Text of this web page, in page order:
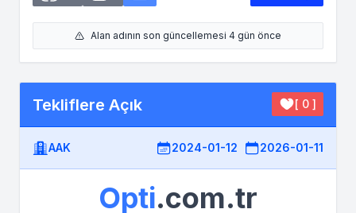
Alan adının son güncellemesi 4 gün önce
Tekliflere Açık [ 0 ]
AAK 2024-01-12 2026-01-11
Opti.com.tr